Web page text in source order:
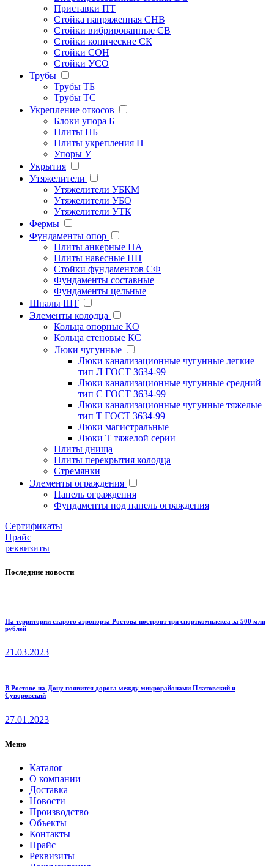
Приставки ПТ
Стойка напряженная СНВ
Стойки вибрированные СВ
Стойки конические СК
Стойки СОН
Стойки УСО
Трубы
Трубы ТБ
Трубы ТС
Укрепление откосов
Блоки упора Б
Плиты ПБ
Плиты укрепления П
Упоры У
Укрытия
Утяжелители
Утяжелители УБКМ
Утяжелители УБО
Утяжелители УТК
Фермы
Фундаменты опор
Плиты анкерные ПА
Плиты навесные ПН
Стойки фундаментов СФ
Фундаменты составные
Фундаменты цельные
Шпалы ШТ
Элементы колодца
Кольца опорные КО
Кольца стеновые КС
Люки чугунные
Люки канализационные чугунные легкие
тип Л ГОСТ 3634-99
Люки канализационные чугунные средний
тип С ГОСТ 3634-99
Люки канализационные чугунные тяжелые
тип Т ГОСТ 3634-99
Люки магистральные
Люки Т тяжелой серии
Плиты днища
Плиты перекрытия колодца
Стремянки
Элементы ограждения
Панель ограждения
Фундаменты под панель ограждения
Cертификаты
Прайс
реквизиты
Последние новости
На территории старого аэропорта Ростова построят три спорткомплекса за 500 млн
рублей
21.03.2023
В Ростове-на-Дону появится дорога между микрорайонами Платовский и
Суворовский
27.01.2023
Меню
Каталог
О компании
Доставка
Новости
Производство
Объекты
Контакты
Прайс
Реквизиты